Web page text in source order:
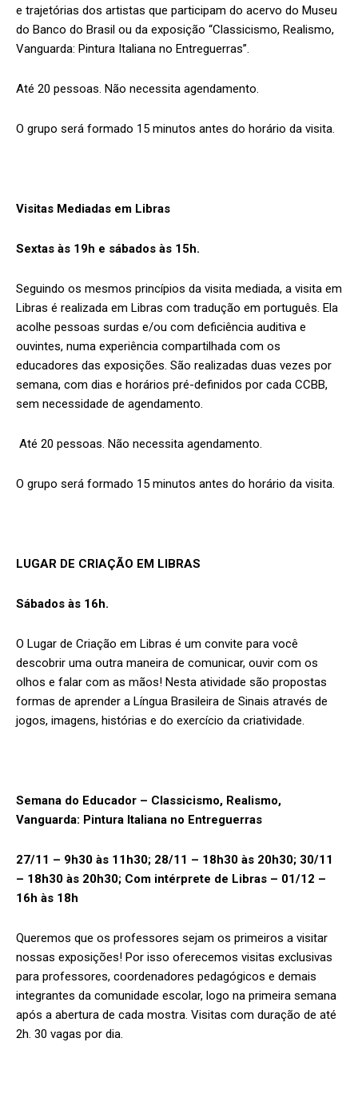
e trajetórias dos artistas que participam do acervo do Museu
do Banco do Brasil ou da exposição “Classicismo, Realismo,
Vanguarda: Pintura Italiana no Entreguerras”.
Até 20 pessoas. Não necessita agendamento.
O grupo será formado 15 minutos antes do horário da visita.
Visitas Mediadas em Libras
Sextas às 19h e sábados às 15h.
Seguindo os mesmos princípios da visita mediada, a visita em
Libras é realizada em Libras com tradução em português. Ela
acolhe pessoas surdas e/ou com deficiência auditiva e
ouvintes, numa experiência compartilhada com os
educadores das exposições. São realizadas duas vezes por
semana, com dias e horários pré-definidos por cada CCBB,
sem necessidade de agendamento.
Até 20 pessoas. Não necessita agendamento.
O grupo será formado 15 minutos antes do horário da visita.
LUGAR DE CRIAÇÃO EM LIBRAS
Sábados às 16h.
O Lugar de Criação em Libras é um convite para você
descobrir uma outra maneira de comunicar, ouvir com os
olhos e falar com as mãos! Nesta atividade são propostas
formas de aprender a Língua Brasileira de Sinais através de
jogos, imagens, histórias e do exercício da criatividade.
Semana do Educador – Classicismo, Realismo,
Vanguarda: Pintura Italiana no Entreguerras
27/11 – 9h30 às 11h30; 28/11 – 18h30 às 20h30; 30/11
– 18h30 às 20h30; Com intérprete de Libras – 01/12 –
16h às 18h
Queremos que os professores sejam os primeiros a visitar
nossas exposições! Por isso oferecemos visitas exclusivas
para professores, coordenadores pedagógicos e demais
integrantes da comunidade escolar, logo na primeira semana
após a abertura de cada mostra. Visitas com duração de até
2h. 30 vagas por dia.